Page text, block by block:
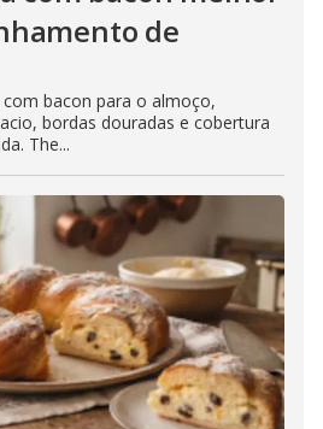
de
bacon para o almoço,
bordas douradas e cobertura
The...